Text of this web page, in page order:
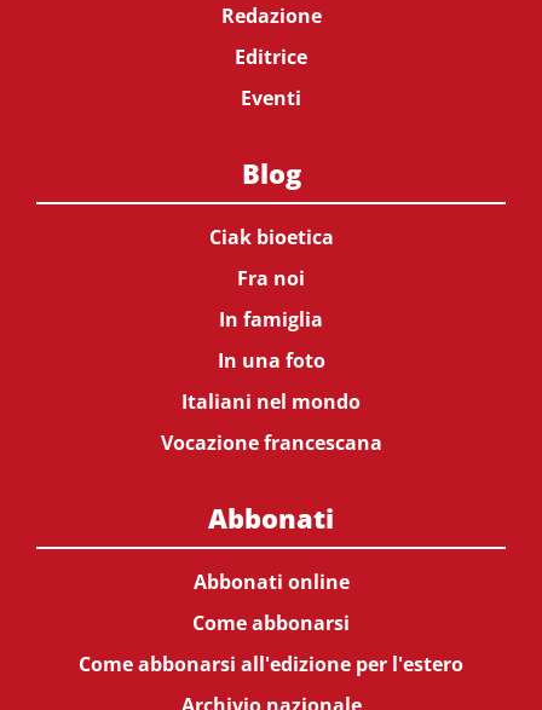
Redazione
Editrice
Eventi
Blog
Ciak bioetica
Fra noi
In famiglia
In una foto
Italiani nel mondo
Vocazione francescana
Abbonati
Abbonati online
Come abbonarsi
Come abbonarsi all'edizione per l'estero
Archivio nazionale